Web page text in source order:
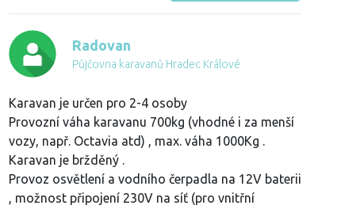
Radovan
Půjčovna karavanů Hradec Králové
Karavan je určen pro 2-4 osoby
Provozní váha karavanu 700kg (vhodné i za menší
vozy, např. Octavia atd) , max. váha 1000Kg .
Karavan je bržděný .
Provoz osvětlení a vodního čerpadla na 12V baterii
, možnost připojení 230V na síť (pro vnitřní